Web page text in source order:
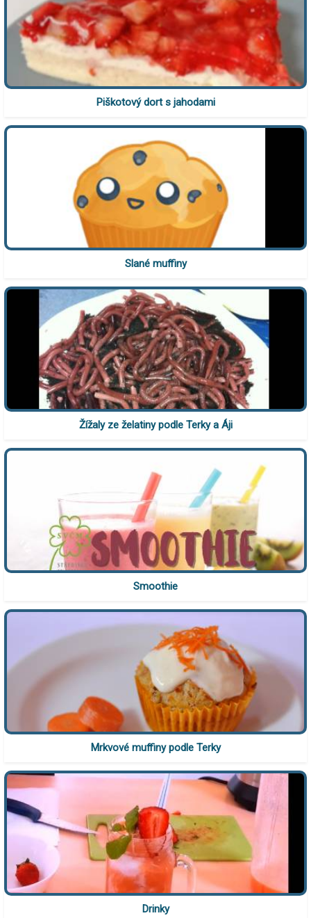
Piškotový dort s jahodami
Slané muffiny
Žížaly ze želatiny podle Terky a Áji
Smoothie
Mrkvové muffiny podle Terky
Drinky